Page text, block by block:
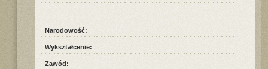
Narodowość:
Wykształcenie:
Zawód: